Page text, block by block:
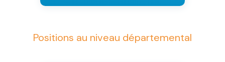
Positions au niveau départemental